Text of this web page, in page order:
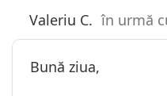
Valeriu C. în urmă
Bună ziua,